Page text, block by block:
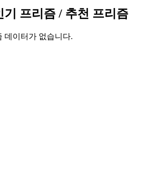
기 프리즘 / 추천 프리즘
데이터가 없습니다.